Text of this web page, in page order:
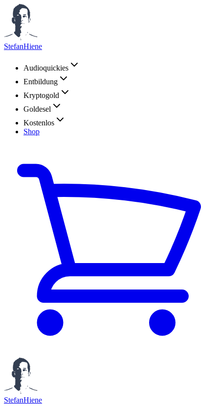
StefanHiene
Audioquickies
Entbildung
Kryptogold
Goldesel
Kostenlos
Shop
StefanHiene